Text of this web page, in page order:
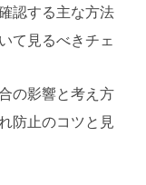
認する主な方法
て見るべきチェ
の影響と考え方
防止のコツと見